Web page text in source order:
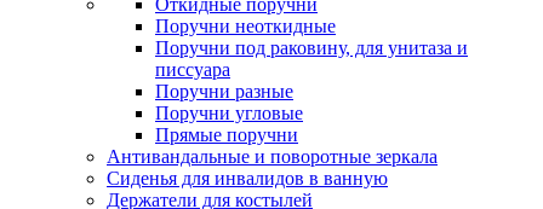
Откидные поручни
Поручни неоткидные
Поручни под раковину, для унитаза и
писсуара
Поручни разные
Поручни угловые
Прямые поручни
Антивандальные и поворотные зеркала
Сиденья для инвалидов в ванную
Держатели для костылей